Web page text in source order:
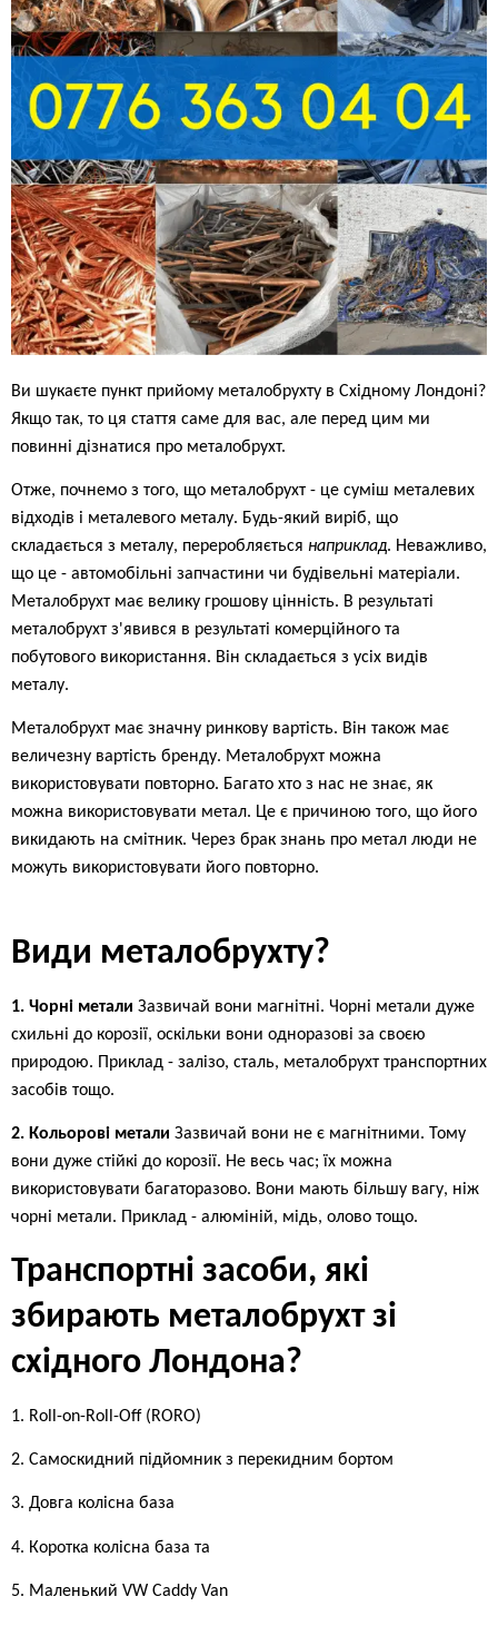
Ви шукаєте пункт прийому металобрухту в Східному Лондоні?
Якщо так, то ця стаття саме для вас, але перед цим ми
повинні дізнатися про металобрухт.
Отже, почнемо з того, що металобрухт - це суміш металевих
відходів і металевого металу. Будь-який виріб, що
складається з металу, переробляється наприклад. Неважливо,
що це - автомобільні запчастини чи будівельні матеріали.
Металобрухт має велику грошову цінність. В результаті
металобрухт з'явився в результаті комерційного та
побутового використання. Він складається з усіх видів
металу.
Металобрухт має значну ринкову вартість. Він також має
величезну вартість бренду. Металобрухт можна
використовувати повторно. Багато хто з нас не знає, як
можна використовувати метал. Це є причиною того, що його
викидають на смітник. Через брак знань про метал люди не
можуть використовувати його повторно.
Види металобрухту?
1. Чорні метали Зазвичай вони магнітні. Чорні метали дуже
схильні до корозії, оскільки вони одноразові за своєю
природою. Приклад - залізо, сталь, металобрухт транспортних
засобів тощо.
2. Кольорові метали Зазвичай вони не є магнітними. Тому
вони дуже стійкі до корозії. Не весь час; їх можна
використовувати багаторазово. Вони мають більшу вагу, ніж
чорні метали. Приклад - алюміній, мідь, олово тощо.
Транспортні засоби, які
збирають металобрухт зі
східного Лондона?
1. Roll-on-Roll-Off (RORO)
2. Самоскидний підйомник з перекидним бортом
3. Довга колісна база
4. Коротка колісна база та
5. Маленький VW Caddy Van